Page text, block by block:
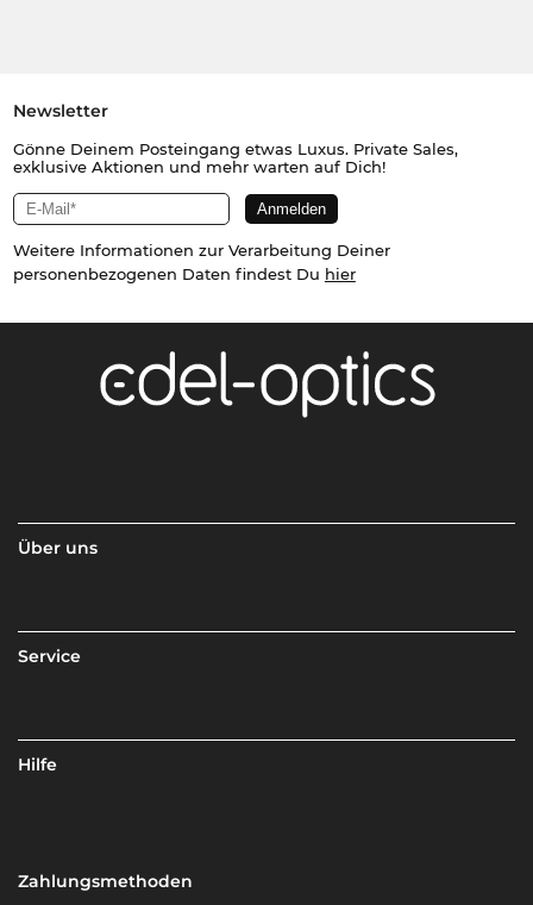
Newsletter
Gönne Deinem Posteingang etwas Luxus. Private Sales,
exklusive Aktionen und mehr warten auf Dich!
Weitere Informationen zur Verarbeitung Deiner
personenbezogenen Daten findest Du hier
Über uns
Service
Hilfe
Zahlungsmethoden